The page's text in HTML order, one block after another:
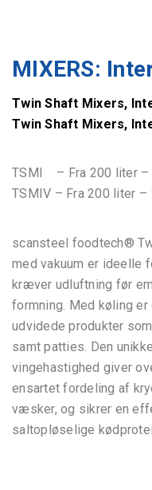
MIXERS:
Twin Shaft Mixers,
Twin Shaft Mixers,
TSMI – Fra 200 liter –
TSMIV – Fra 200 liter –
scansteel foodtech®
med vakuum er ideelle
kræver udluftning før
formning. Med køling
udvidede produkter
samt patties. Den
vingehastighed giver
ensartet fordeling af
væsker, og sikrer en
saltopløselige